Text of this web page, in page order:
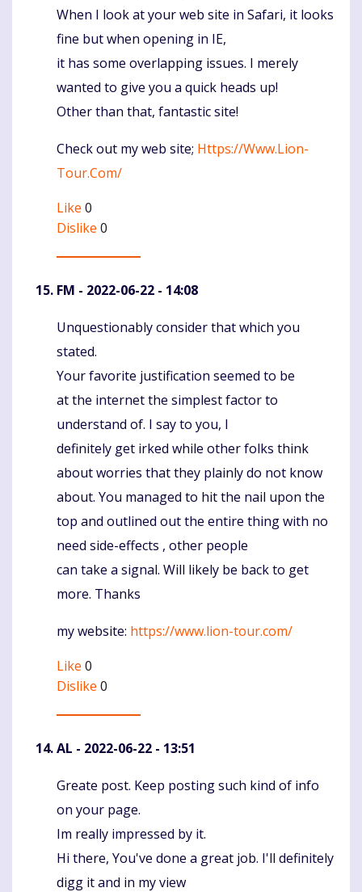
When I look at your web site in Safari, it looks
fine but when opening in IE,
it has some overlapping issues. I merely
wanted to give you a quick heads up!
Other than that, fantastic site!
Check out my web site; Https://Www.Lion-
Tour.Com/
Like 0
Dislike 0
FM - 2022-06-22 - 14:08
Komentaras
Unquestionably consider that which you
stated.
Your favorite justification seemed to be
at the internet the simplest factor to
understand of. I say to you, I
definitely get irked while other folks think
about worries that they plainly do not know
about. You managed to hit the nail upon the
top and outlined out the entire thing with no
need side-effects , other people
can take a signal. Will likely be back to get
more. Thanks
my website: https://www.lion-tour.com/
Like 0
Dislike 0
AL - 2022-06-22 - 13:51
Komentaras
Greate post. Keep posting such kind of info
on your page.
Im really impressed by it.
Hi there, You've done a great job. I'll definitely
digg it and in my view